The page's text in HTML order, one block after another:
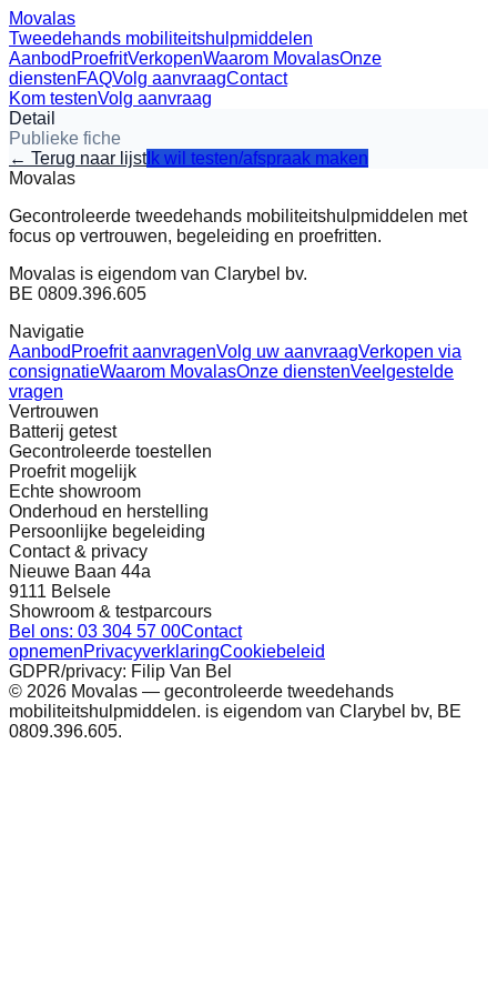
Movalas
Tweedehands mobiliteitshulpmiddelen
Aanbod ProefritVerkopenWaarom MovalasOnze
dienstenFAQVolg aanvraagContact
Kom testenVolg aanvraag
Detail
Publieke fiche
← Terug naar lijst Ik wil testen/afspraak maken
Movalas
Gecontroleerde tweedehands mobiliteitshulpmiddelen met
focus op vertrouwen, begeleiding en proefritten.
Movalas is eigendom van Clarybel bv.
BE 0809.396.605
Navigatie
Aanbod Proefrit aanvragenVolg uw aanvraagVerkopen via
consignatieWaarom MovalasOnze dienstenVeelgestelde
vragen
Vertrouwen
Batterij getest
Gecontroleerde toestellen
Proefrit mogelijk
Echte showroom
Onderhoud en herstelling
Persoonlijke begeleiding
Contact & privacy
Nieuwe Baan 44a
9111 Belsele
Showroom & testparcours
Bel ons: 03 304 57 00Contact
opnemenPrivacyverklaringCookiebeleid
GDPR/privacy: Filip Van Bel
© 2026 Movalas — gecontroleerde tweedehands
mobiliteitshulpmiddelen. is eigendom van Clarybel bv, BE
0809.396.605.